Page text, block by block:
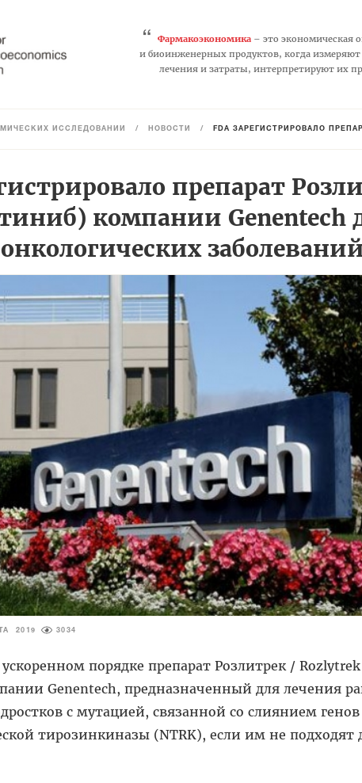
“ Фармакоэкономика– это экономическая
и биоинженерных продуктов, когда измеряют
лечения и затраты, интерпретируют их
ИССЛЕДОВАНИЙ / НОВОСТИ / FDA ЗАРЕГИСТРИРОВАЛО ПРЕПАРАТ
препарат
компании Genentech
2019 3034
ускоренном порядке препарат Розлитрек /
Genentech, предназначенный для лечения
с мутацией, связанной со слиянием
тирозинкиназы (NTRK), если им не подходят